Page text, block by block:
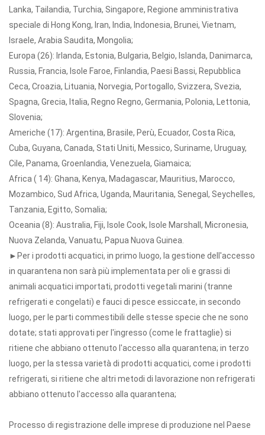
Lanka, Tailandia, Turchia, Singapore, Regione amministrativa
speciale di Hong Kong, Iran, India, Indonesia, Brunei, Vietnam,
Israele, Arabia Saudita, Mongolia;
Europa (26): Irlanda, Estonia, Bulgaria, Belgio, Islanda, Danimarca,
Russia, Francia, Isole Faroe, Finlandia, Paesi Bassi, Repubblica
Ceca, Croazia, Lituania, Norvegia, Portogallo, Svizzera, Svezia,
Spagna, Grecia, Italia, Regno Regno, Germania, Polonia, Lettonia,
Slovenia;
Americhe (17): Argentina, Brasile, Perù, Ecuador, Costa Rica,
Cuba, Guyana, Canada, Stati Uniti, Messico, Suriname, Uruguay,
Cile, Panama, Groenlandia, Venezuela, Giamaica;
Africa ( 14): Ghana, Kenya, Madagascar, Mauritius, Marocco,
Mozambico, Sud Africa, Uganda, Mauritania, Senegal, Seychelles,
Tanzania, Egitto, Somalia;
Oceania (8): Australia, Fiji, Isole Cook, Isole Marshall, Micronesia,
Nuova Zelanda, Vanuatu, Papua Nuova Guinea.
►Per i prodotti acquatici, in primo luogo, la gestione dell'accesso
in quarantena non sarà più implementata per oli e grassi di
animali acquatici importati, prodotti vegetali marini (tranne
refrigerati e congelati) e fauci di pesce essiccate, in secondo
luogo, per le parti commestibili delle stesse specie che ne sono
dotate; stati approvati per l'ingresso (come le frattaglie) si
ritiene che abbiano ottenuto l'accesso alla quarantena; in terzo
luogo, per la stessa varietà di prodotti acquatici, come i prodotti
refrigerati, si ritiene che altri metodi di lavorazione non refrigerati
abbiano ottenuto l'accesso alla quarantena;
Processo di registrazione delle imprese di produzione nel Paese